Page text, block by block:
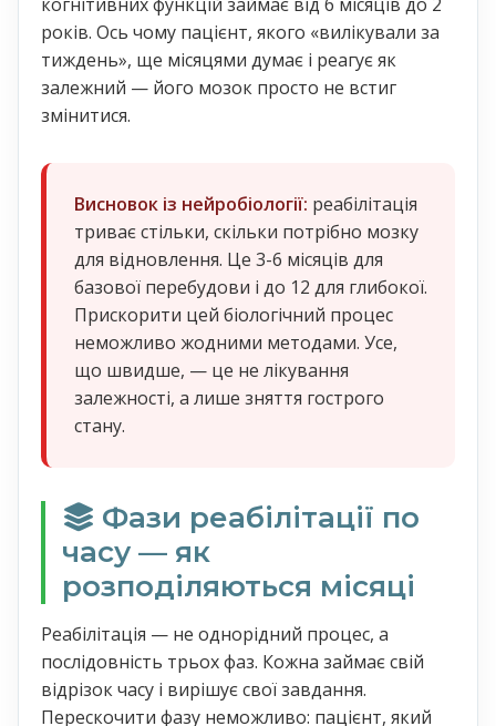
когнітивних функцій займає від 6 місяців до 2
років. Ось чому пацієнт, якого «вилікували за
тиждень», ще місяцями думає і реагує як
залежний — його мозок просто не встиг
змінитися.
Висновок із нейробіології: реабілітація
триває стільки, скільки потрібно мозку
для відновлення. Це 3-6 місяців для
базової перебудови і до 12 для глибокої.
Прискорити цей біологічний процес
неможливо жодними методами. Усе,
що швидше, — це не лікування
залежності, а лише зняття гострого
стану.
Фази реабілітації по
часу — як
розподіляються місяці
Реабілітація — не однорідний процес, а
послідовність трьох фаз. Кожна займає свій
відрізок часу і вирішує свої завдання.
Перескочити фазу неможливо: пацієнт, який